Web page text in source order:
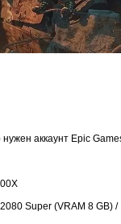
аккаунт Epic
Super (VRAM 8 GB)